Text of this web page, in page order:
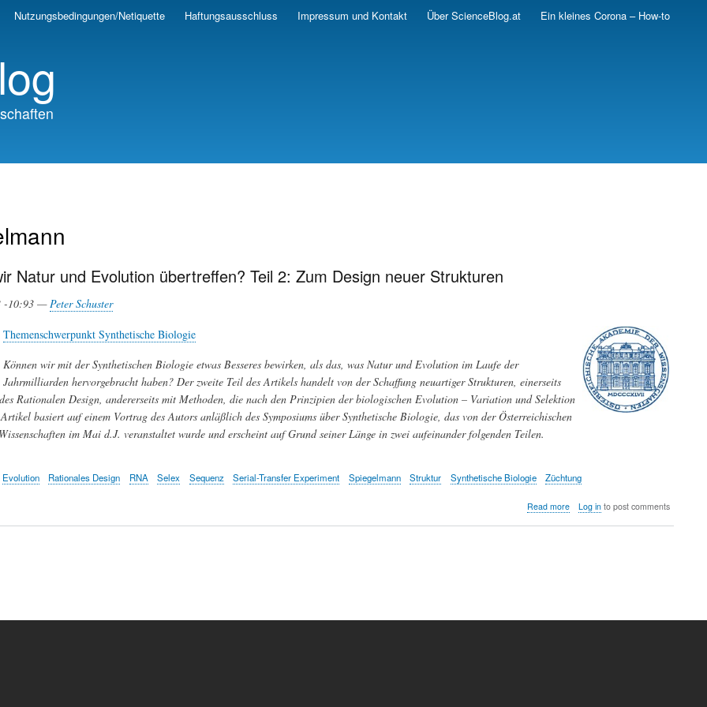
Skip
Nutzungsbedingungen/Netiquette Haftungsausschluss Impressum und Kontakt Über ScienceBlog.at Ein kleines Corona – How-to
Natur und Evolution übertreffen? Teil 2: Zum Design neuer Strukturen
-10:93 — Peter Schuster
Themenschwerpunkt Synthetische Biologie
Können wir mit der Synthetischen Biologie etwas Besseres bewirken, als das, was Natur und Evolution im Laufe der
Jahrmilliarden hervorgebracht haben? Der zweite Teil des Artikels handelt von der Schaffung neuartiger Strukturen, einerseits
Rationalen Design, andererseits mit Methoden, die nach den Prinzipien der biologischen Evolution – Variation und Selektion
basiert auf einem Vortrag des Autors anläßlich des Symposiums über Synthetische Biologie, das von der Österreichischen
im Mai d.J. veranstaltet wurde und erscheint auf Grund seiner Länge in zwei aufeinander folgenden Teilen.
Evolution Rationales Design RNA Selex Sequenz Serial-Transfer Experiment Spiegelmann Struktur Synthetische Biologie Züchtung
Read moreabout
Log into post comments